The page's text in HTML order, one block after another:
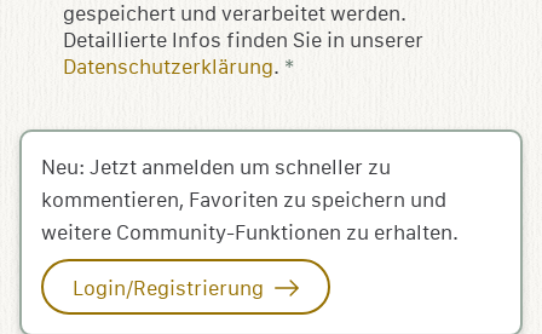
gespeichert und verarbeitet werden.
Detaillierte Infos finden Sie in unserer
Datenschutzerklärung. *
Neu: Jetzt anmelden um schneller zu
kommentieren, Favoriten zu speichern und
weitere Community-Funktionen zu erhalten.
Login/Registrierung